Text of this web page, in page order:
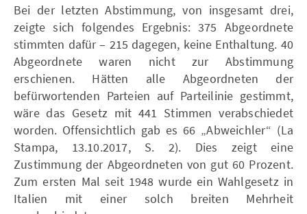
Bei der letzten Abstimmung, von insgesamt drei,
zeigte sich folgendes Ergebnis: 375 Abgeordnete
stimmten dafür – 215 dagegen, keine Enthaltung. 40
Abgeordnete waren nicht zur Abstimmung
erschienen. Hätten alle Abgeordneten der
befürwortenden Parteien auf Parteilinie gestimmt,
wäre das Gesetz mit 441 Stimmen verabschiedet
worden. Offensichtlich gab es 66 „Abweichler“ (La
Stampa, 13.10.2017, S. 2). Dies zeigt eine
Zustimmung der Abgeordneten von gut 60 Prozent.
Zum ersten Mal seit 1948 wurde ein Wahlgesetz in
Italien mit einer solch breiten Mehrheit